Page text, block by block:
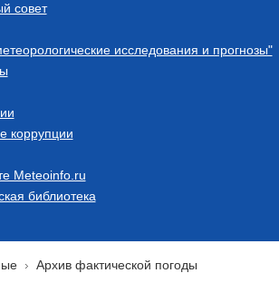
совет
исследования и прогнозы"
коррупции
Meteoinfo.ru
библиотека
Архив фактической погоды